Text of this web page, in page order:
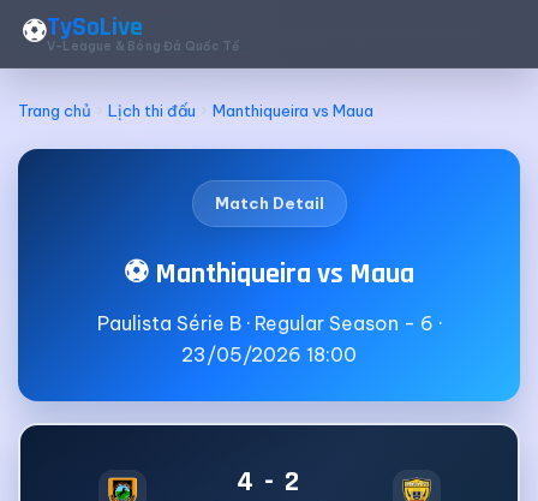
⚽TySoLive
V-League & Bóng Đá Quốc Tế
Trang chủ Lịch thi đấu Manthiqueira vs Maua
Match Detail
⚽ Manthiqueira vs Maua
Paulista Série B · Regular Season - 6 ·
23/05/2026 18:00
4 - 2